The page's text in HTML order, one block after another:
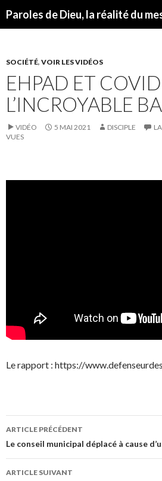
SOCIÉTÉ, VOIR LES VIDÉOS
EHPAD ET
L’INCROYABLE
VIDÉO 5 MAI 2021 DISCIPLE
VUES
Le rapport : https://
Navigation
des
articles
ARTICLE PRÉCÉDENT
Le conseil municipal déplacé à cause
ARTICLE SUIVANT